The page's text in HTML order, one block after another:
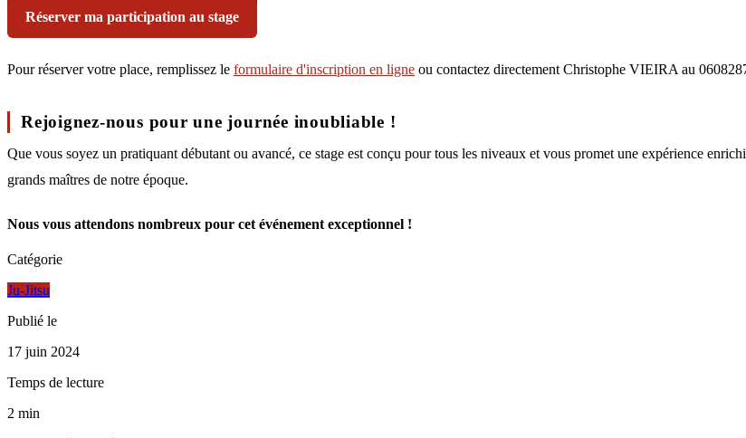
Réserver ma participation au stage
Pour réserver votre place, remplissez le formulaire d'inscription en ligne ou contactez directement Christophe VIEIRA au
Rejoignez-nous pour une journée inoubliable !
Que vous soyez un pratiquant débutant ou avancé, ce stage est conçu pour tous les niveaux et vous promet une expérience
grands maîtres de notre époque.
Nous vous attendons nombreux pour cet événement exceptionnel !
Catégorie
Ju-Jitsu
Publié le
17 juin 2024
Temps de lecture
2 min